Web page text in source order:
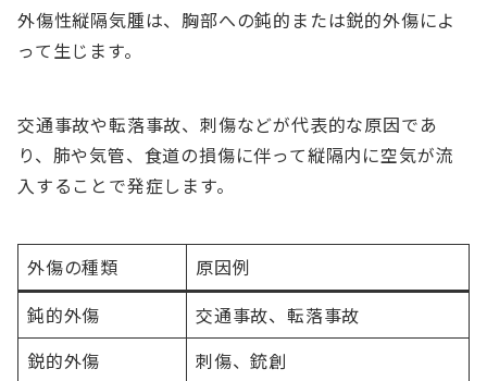
外傷性縦隔気腫は、胸部への鈍的または鋭的外傷によ
って生じます。
交通事故や転落事故、刺傷などが代表的な原因であ
り、肺や気管、食道の損傷に伴って縦隔内に空気が流
入することで発症します。
外傷の種類
原因例
鈍的外傷
交通事故、転落事故
鋭的外傷
刺傷、銃創